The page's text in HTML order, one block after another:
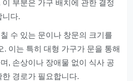
부분은 가구 배치에 관한 결정
니다.
수 있는 문이나 창문의 크기를
. 이는 특히 대형 가구가 문을 통해
, 손상이나 장애물 없이 식사 공
경로가 필요합니다.